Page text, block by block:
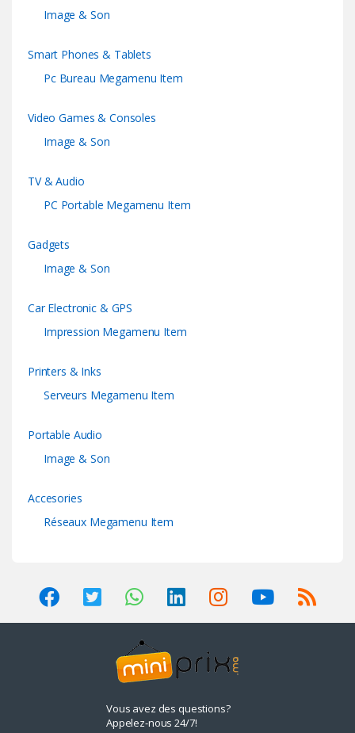
Image & Son
Smart Phones & Tablets
Pc Bureau Megamenu Item
Video Games & Consoles
Image & Son
TV & Audio
PC Portable Megamenu Item
Gadgets
Image & Son
Car Electronic & GPS
Impression Megamenu Item
Printers & Inks
Serveurs Megamenu Item
Portable Audio
Image & Son
Accesories
Réseaux Megamenu Item
Vous avez des questions?
Appelez-nous 24/7!